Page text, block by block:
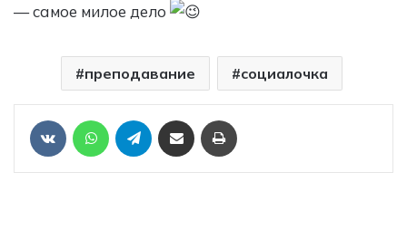
— самое милое дело
преподавание социалочка
VKontakte WhatsApp Telegram